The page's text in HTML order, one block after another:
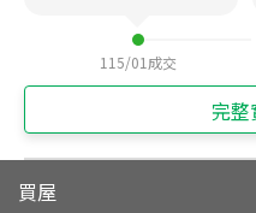
115/01 成交
完
買屋